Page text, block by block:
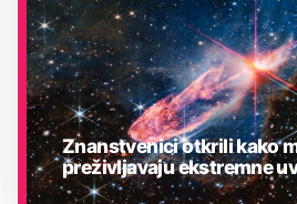
Znanstvenici otkrili kako
preživljavaju ekstremne